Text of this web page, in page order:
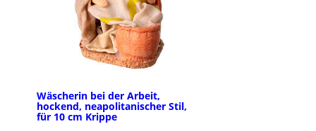
Wäscherin bei der Arbeit,
hockend, neapolitanischer Stil,
für 10 cm Krippe